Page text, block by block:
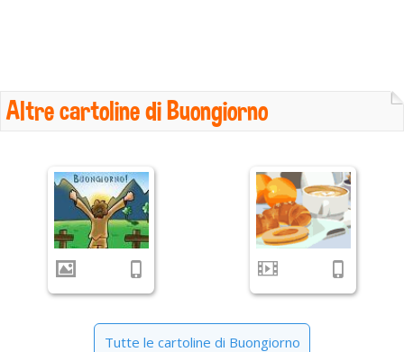
Altre cartoline di Buongiorno
Tutte le cartoline di Buongiorno